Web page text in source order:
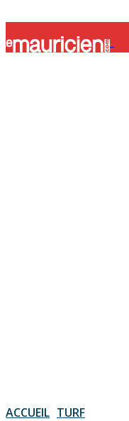
-
ACCUEIL TURF